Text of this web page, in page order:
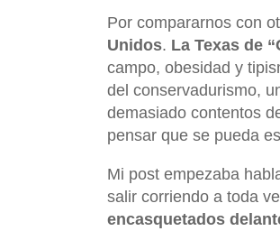
Por compararnos con
Unidos. La Texas de
campo, obesidad y
del conservadurismo,
demasiado contentos
pensar que se pueda
Mi post empezaba
salir corriendo a toda
encasquetados